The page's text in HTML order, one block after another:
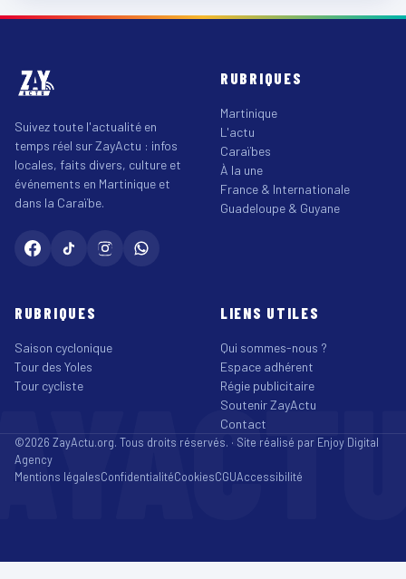
Suivez toute l'actualité en
temps réel sur ZayActu : infos
locales, faits divers, culture et
événements en Martinique et
dans la Caraïbe.
RUBRIQUES
Martinique
L'actu
Caraïbes
À la une
France & Internationale
Guadeloupe & Guyane
RUBRIQUES
Saison cyclonique
Tour des Yoles
Tour cycliste
LIENS UTILES
Qui sommes-nous ?
Espace adhérent
Régie publicitaire
Soutenir ZayActu
Contact
©2026 ZayActu.org. Tous droits réservés. · Site réalisé par Enjoy Digital
Agency
Mentions légalesConfidentialitéCookiesCGUAccessibilité